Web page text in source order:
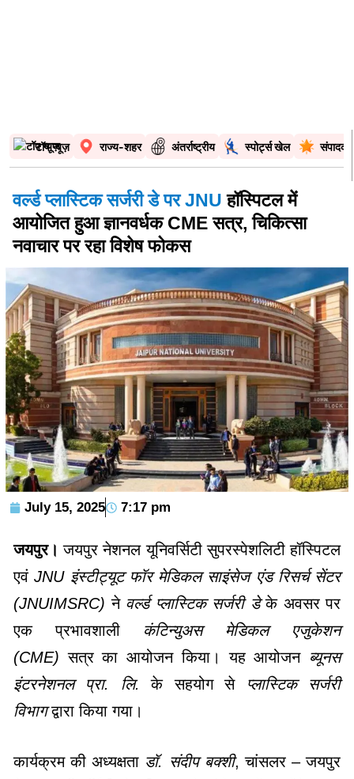
टॉप न्यूज़ राज्य-शहर अंतर्राष्ट्रीय स्पोर्ट्स खेल
वर्ल्ड प्लास्टिक सर्जरी डे पर JNU हॉस्पिटल में
आयोजित हुआ ज्ञानवर्धक CME सत्र, चिकित्सा
नवाचार पर रहा विशेष फोकस
July 15, 2025 7:17 pm
जयपुर।जयपुर नेशनल यूनिवर्सिटी सुपरस्पेशलिटी हॉस्पिटल
एवंJNU इंस्टीट्यूट फॉर मेडिकल साइंसेज एंड रिसर्च सेंटर
(JNUIMSRC) ने वर्ल्ड प्लास्टिक सर्जरी डेके अवसर पर
एक प्रभावशाली कंटिन्युअस मेडिकल एजुकेशन
(CME) सत्र का आयोजन किया। यह आयोजन ब्यूनस
इंटरनेशनल प्रा. लि. के सहयोग से
प्लास्टिक सर्जरी
विभागद्वारा किया गया।
कार्यक्रम की अध्यक्षता डॉ. संदीप बक्शी, चांसलर – जयपुर